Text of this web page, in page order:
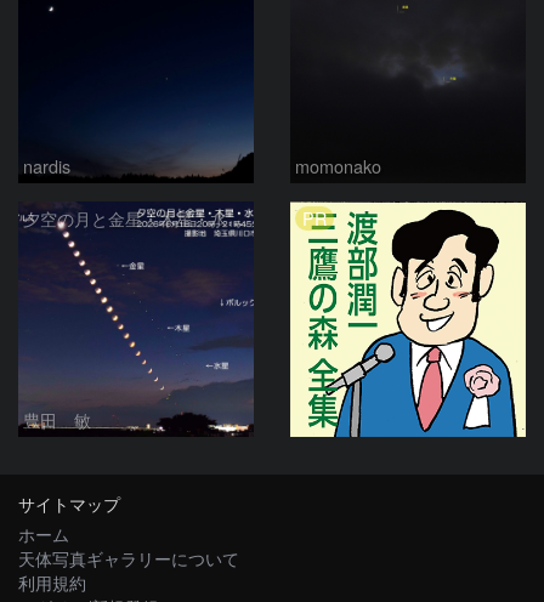
nardis momonako
夕空の月と金星・木星・水星の接近 2026/6/18
豊田 敏
PR
サイトマップ
ホーム
天体写真ギャラリーについて
利用規約